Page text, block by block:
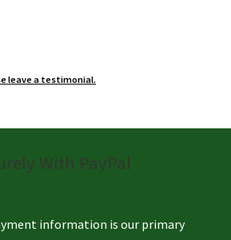
leave a testimonial.
With PayPal
information is our primary